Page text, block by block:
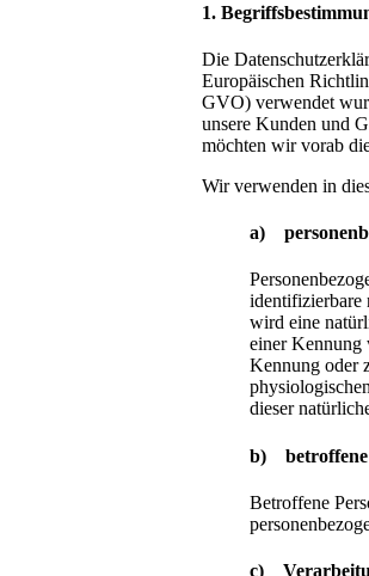
1.
Die
Europäischen
GVO) verwendet
unsere Kunden und
möchten wir vorab
Wir verwenden in
a)
identifizierbare
wird eine
einer Kennung
Kennung oder
dieser
b) betroffene
Betroffene
c)